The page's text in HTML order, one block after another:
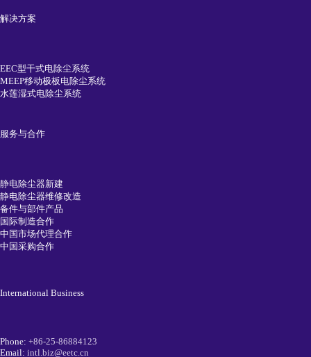
解决方案
EEC型干式电除尘系统
MEEP移动极板电除尘系统
水莲湿式电除尘系统
服务与合作
静电除尘器新建
静电除尘器维修改造
备件与部件产品
国际制造合作
中国市场代理合作
中国采购合作
International Business
Phone: +86-25-86884123
Email: intl.biz@eetc.cn